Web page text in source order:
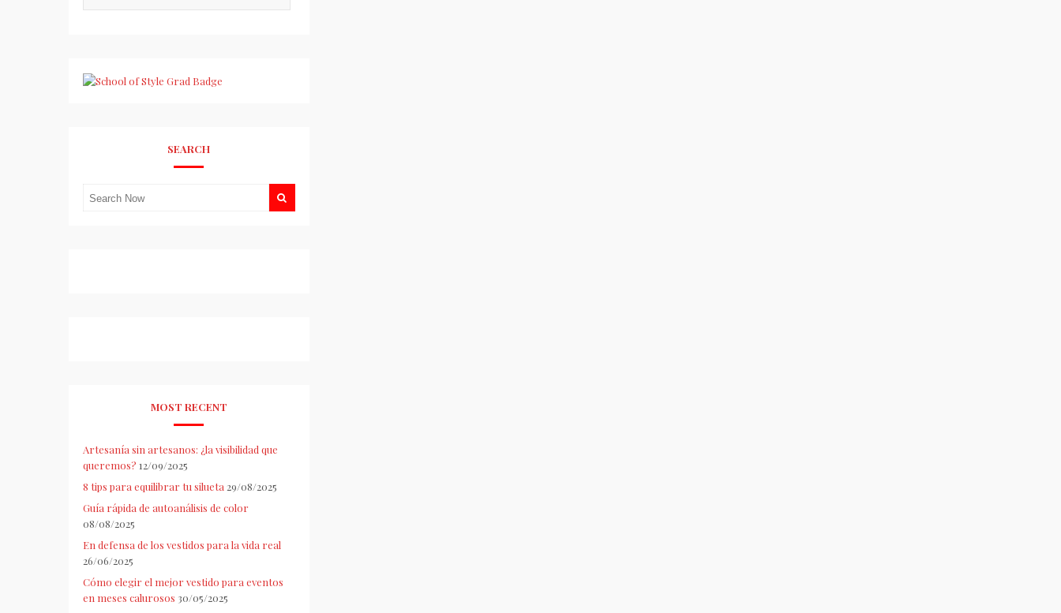
SEARCH
MOST RECENT
Artesanía sin artesanos: ¿la visibilidad que
queremos? 12/09/2025
8 tips para equilibrar tu silueta 29/08/2025
Guía rápida de autoanálisis de color
08/08/2025
En defensa de los vestidos para la vida real
26/06/2025
Cómo elegir el mejor vestido para eventos
en meses calurosos 30/05/2025